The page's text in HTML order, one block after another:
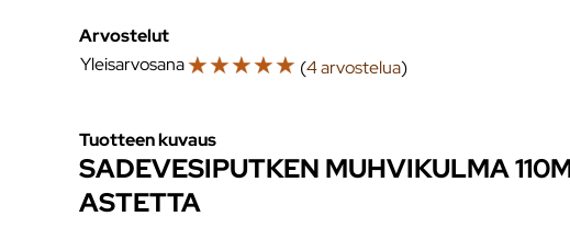
Arvostelut
Yleisarvosana☆☆☆☆☆ (4 arvostelua)
Tuotteen kuvaus
SADEVESIPUTKEN MUHVIKULMA
ASTETTA